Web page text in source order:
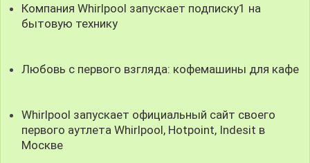
Компания Whirlpool запускает подписку1 на
бытовую технику
Любовь с первого взгляда: кофемашины для кафе
Whirlpool запускает официальный сайт своего
первого аутлета Whirlpool, Hotpoint, Indesit в
Москве